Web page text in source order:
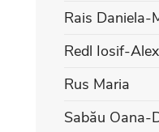
Rais Daniela-
Redl Iosif-
Rus Maria
Sabău Oana-